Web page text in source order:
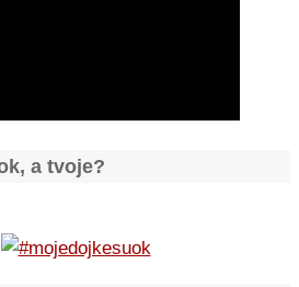
a tvoje?